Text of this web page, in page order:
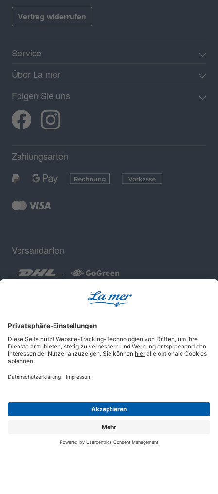
Vertrag widerrufen
Service
Über La mer
Folgen Sie uns
Zahlungsarten
Versandarten
© 2025 La mer Cosmetics AG, Cuxhaven.
Impressum AGB
Datenschutz